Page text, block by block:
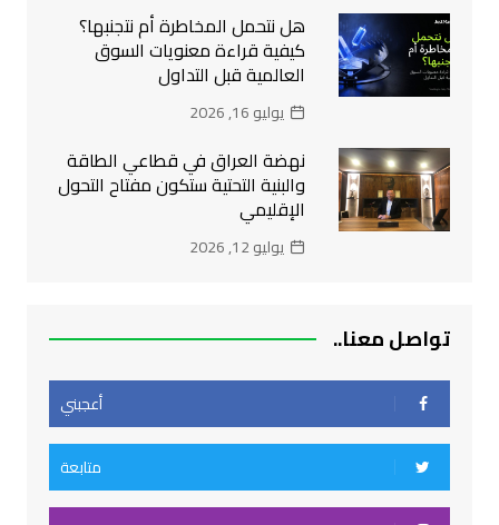
هل نتحمل المخاطرة أم نتجنبها؟
كيفية قراءة معنويات السوق
العالمية قبل التداول
يوليو 16, 2026
نهضة العراق في قطاعي الطاقة
والبنية التحتية ستكون مفتاح التحول
الإقليمي
يوليو 12, 2026
تواصل معنا..
أعجبني
متابعة